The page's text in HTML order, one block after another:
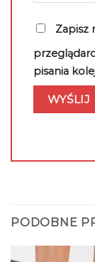
Zapisz
pisania
PODOBNE